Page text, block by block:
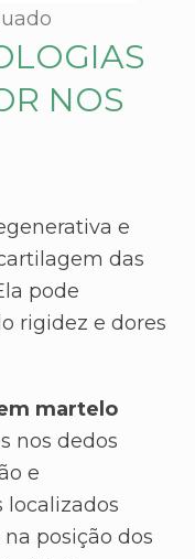
NOS
e
das
pode
rigidez e dores
martelo
nos dedos
e
posição dos